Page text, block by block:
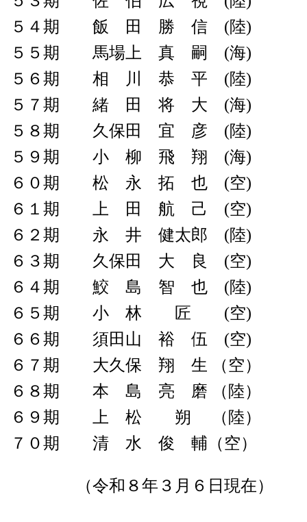
５４期 飯 田 勝 信 (陸)
５５期 馬場上 真 嗣 (海)
５６期 相 川 恭 平 (陸)
５７期 緒 田 将 大 (海)
５８期 久保田 宜 彦 (陸)
５９期 小 柳 飛 翔 (海)
６０期 松 永 拓 也 (空)
６１期 上 田 航 己 (空)
６２期 永 井 健太郎 (陸)
６３期 久保田 大 良 (空)
６４期 鮫 島 智 也 (陸)
６５期 小 林 匠 (空)
６６期 須田山 裕 伍 (空)
６７期 大久保 翔 生 （空）
６８期 本 島 亮 磨 （陸）
６９期 上 松 朔 （陸）
７０期 清 水 俊 輔（空）
（令和８年３月６日現在）